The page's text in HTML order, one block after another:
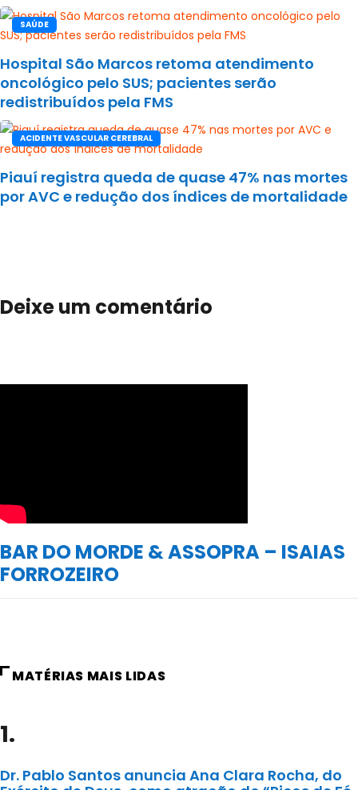
SAÚDE
Hospital São Marcos retoma atendimento
oncológico pelo SUS; pacientes serão
redistribuídos pela FMS
ACIDENTE VASCULAR CEREBRAL
Piauí registra queda de quase 47% nas mortes
por AVC e redução dos índices de mortalidade
Deixe um comentário
BAR DO MORDE & ASSOPRA – ISAIAS
FORROZEIRO
MATÉRIAS MAIS LIDAS
1.
Dr. Pablo Santos anuncia Ana Clara Rocha, do